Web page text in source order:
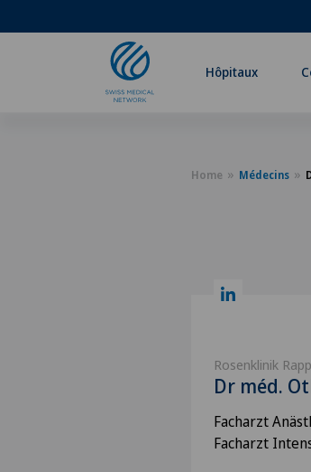
Hôpitaux
Home Médecins
Rosenklinik
Dr méd.
Facharzt
Facharzt